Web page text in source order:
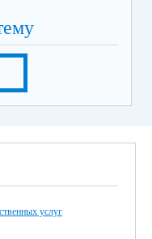
услуг